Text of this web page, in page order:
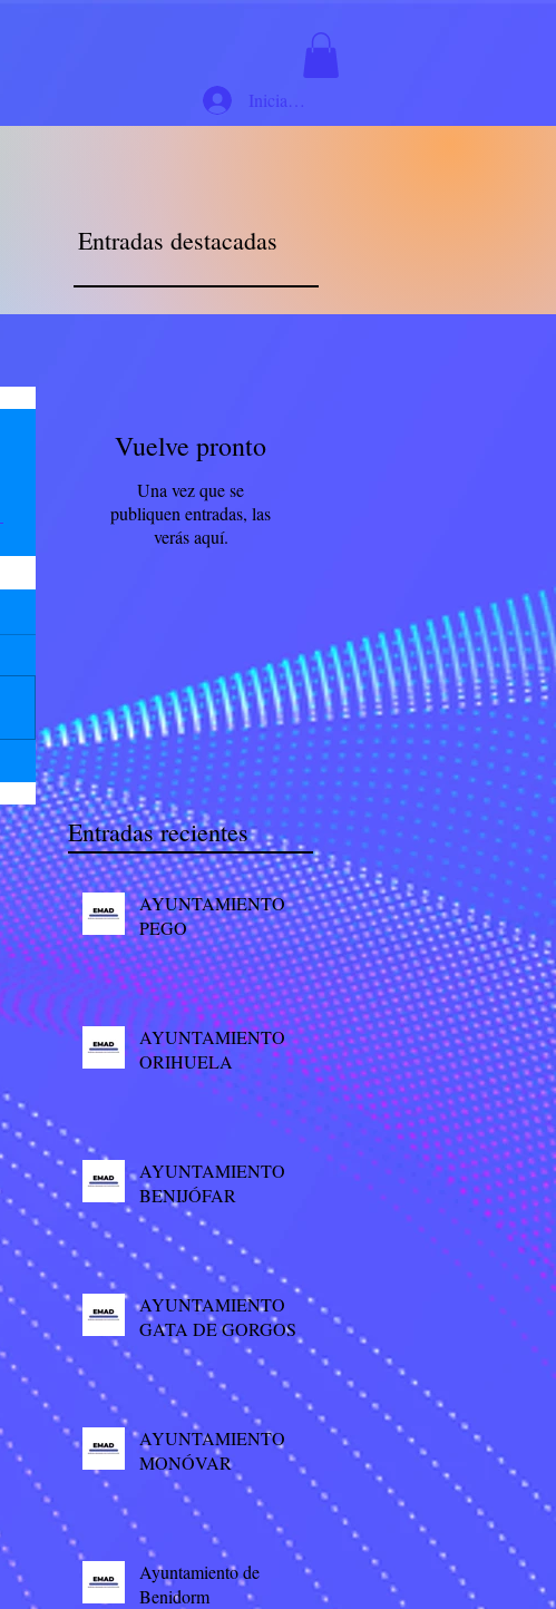
Iniciar sesión
Entradas destacadas
Vuelve pronto
Una vez que se
publiquen entradas, las
verás aquí.
Entradas recientes
AYUNTAMIENTO
PEGO
AYUNTAMIENTO
ORIHUELA
AYUNTAMIENTO
BENIJÓFAR
AYUNTAMIENTO
GATA DE GORGOS
AYUNTAMIENTO
MONÓVAR
Ayuntamiento de
Benidorm